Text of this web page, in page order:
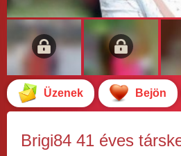
Üzenek Bejön
Brigi84 41 éves